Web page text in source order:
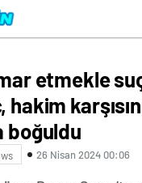
etmekle
hakim
boğuldu
26 Nisan 2024 00:06